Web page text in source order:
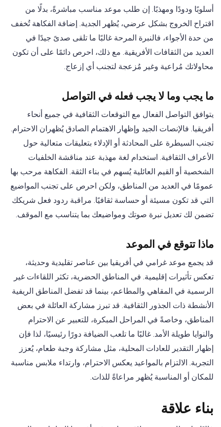
أسلوبًا ودودًا ومهذبًا. إن طلب موعد مناسب مباشرةً، بدلًا من
اقتراح الخروج بشكل عرضي، يُظهر الجدية. إضافة الفكاهة تُخفف
من حدة الأجواء، فالنبرة المرحة غالبًا ما تلقى صدىً جيدًا في
العديد من الثقافات الأفريقية. مع ذلك، احرص دائمًا على أن تكون
محاولاتك مُراعية وغير مُزعجة لتجنب أي إزعاج.
ما يجب وما لا يجب فعله في التواصل
يتوافق التواصل الفعال مع التوقعات الثقافية في جميع أنحاء
أفريقيا. فالإنصات الجيد وإظهار الاهتمام الصادق يُظهران الاحترام.
تجنب السيطرة على المحادثة أو الإدلاء بتعليقات متعالية حول
الأعراف الثقافية. استخدام لغة مهذبة عند مناقشة الخلفيات
الشخصية أو القيم العائلية يُسهم في بناء الثقة. الفكاهة مرحب بها
عمومًا في العديد من المناطق، ولكن احرص على تجنب المواضيع
التي قد تكون مسيئة أو حساسة ثقافيًا. مراقبة ردود فعل شريكك
تضمن لك تعديل نبرة صوتك ومواضيعك بما يتناسب مع الموقف.
ماذا تتوقع في الموعد
قد يجمع موعد غرامي في أفريقيا بين عناصر تقليدية وحديثة،
تعكس تأثيرات إقليمية. في المناطق الحضرية، تكثر اللقاءات غير
الرسمية في المقاهي والمطاعم، بينما قد تفضل المناطق الريفية
الأنشطة ذات الجذور الثقافية. قد تبرز مشاركة العائلة في بعض
المناطق، وخاصةً في المراحل المبكرة، للتعبير عن الاحترام
والنوايا طويلة الأمد. غالبًا ما تلعب الضيافة دورًا رئيسيًا، لذا فإن
إظهار التقدير للعادات المحلية، مثل مشاركة وجبة طعام، يُعزز
التجربة. الالتزام بالمواعيد يعكس الاحترام، وارتداء ملابس مناسبة
للمكان أو المناسبة يُظهر مراعاةً للذات.
بناء علاقة